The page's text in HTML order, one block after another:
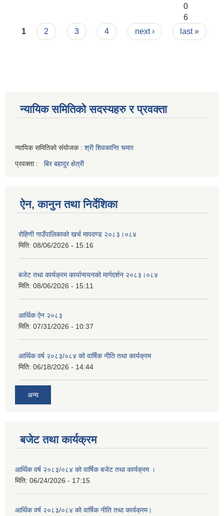
0
6
Pages
1 2 3 4 next › last »
न्यायिक समितिको सदस्यहरु र प्रवक्ता
न्यायिक समितिको संयोजक : श्री शिवकान्ति चमार
प्रवक्ता : बिर बहादुर क्षेत्री
ऐन, कानुन तथा निर्देशिका
रोहिणी गाउँपालिकाको खर्च मापदण्ड २०८३।०८४
मिति: 08/06/2026 - 15:16
बजेट तथा कार्यक्रम कार्यान्वयनको मार्गदर्शन २०८३।०८४
मिति: 08/06/2026 - 15:11
आर्थिक ऐन २०८३
मिति: 07/31/2026 - 10:37
आर्थिक वर्ष २०८३/०८४ को वार्षिक नीति तथा कार्यक्रम
मिति: 06/18/2026 - 14:44
अन्य
बजेट तथा कार्यक्रम
आर्थिक वर्ष २०८३/०८४ को वार्षिक बजेट तथा कार्यक्रम ।
मिति: 06/24/2026 - 17:15
आर्थिक वर्ष २०८३/०८४ को वार्षिक नीति तथा कार्यक्रम।